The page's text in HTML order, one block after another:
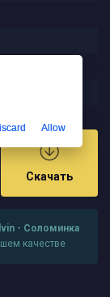
Скачать
- Соломинка
качестве
Allow